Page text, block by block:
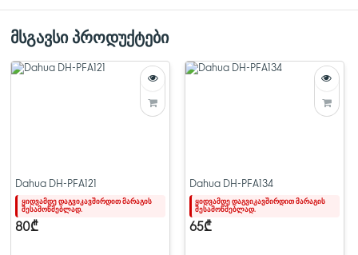
>მასალა: ალუმინი
>სამონტაჟო ადაპტერი
მსგავსი პროდუქტები
Dahua DH-PFA121
ყიდვამდე დაგვიკავშირდით მარაგის
შესამოწმებლად.
80₾
Dahua DH-PFA134
ყიდვამდე დაგვიკავშირდით მარაგის
შესამოწმებლად.
65₾